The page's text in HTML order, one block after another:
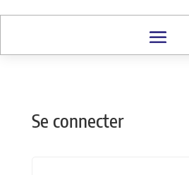
Se connecter